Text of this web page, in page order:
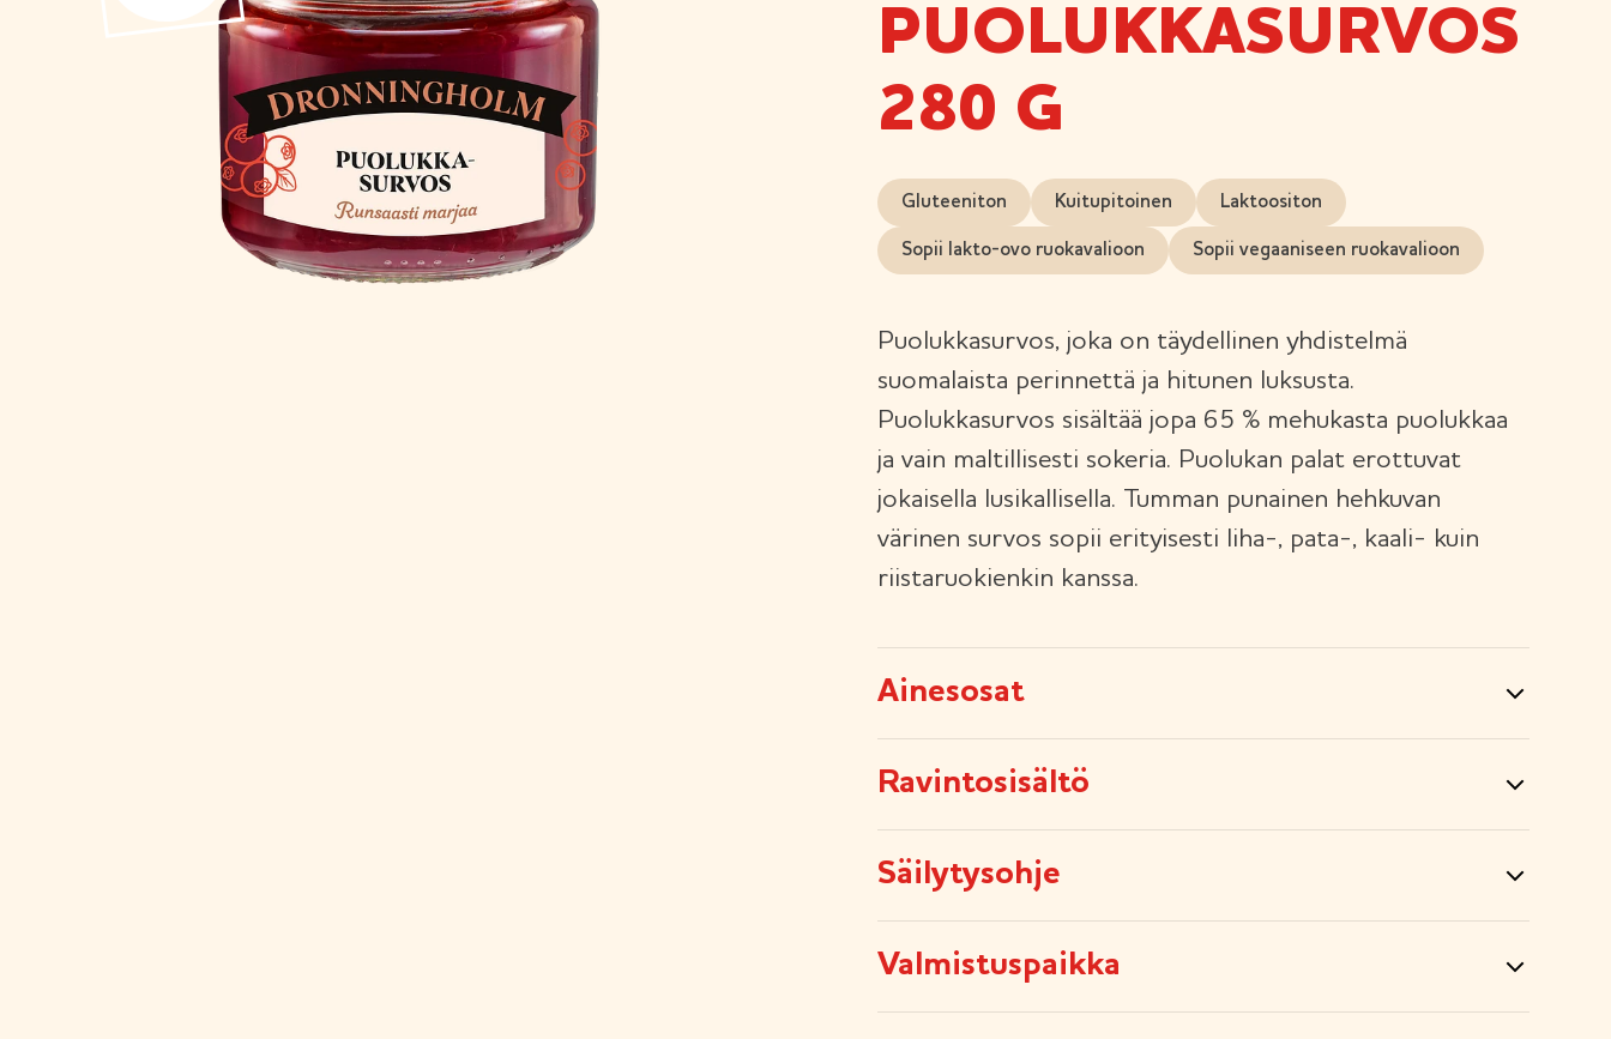
PUOLUKKASURVOS
280 G
Gluteeniton Kuitupitoinen Laktoositon
Sopii lakto-ovo ruokavalioon Sopii vegaaniseen ruokavalioon
Puolukkasurvos, joka on täydellinen yhdistelmä
suomalaista perinnettä ja hitunen luksusta.
Puolukkasurvos sisältää jopa 65 % mehukasta puolukkaa
ja vain maltillisesti sokeria. Puolukan palat erottuvat
jokaisella lusikallisella. Tumman punainen hehkuvan
värinen survos sopii erityisesti liha-, pata-, kaali- kuin
riistaruokienkin kanssa.
Ainesosat
Ravintosisältö
Säilytysohje
Valmistuspaikka